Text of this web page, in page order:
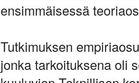
ensimmäisessä
Tutkimuksen
jonka tarkoituksena oli